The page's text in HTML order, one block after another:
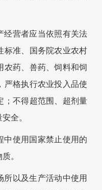
营者应当依照有关法
标准、国务院农业农村
农药、兽药、饲料和饲
严格执行农业投入品使
；不得超范围、超剂量
全。
中使用国家禁止使用的
。
以及生产活动中使用